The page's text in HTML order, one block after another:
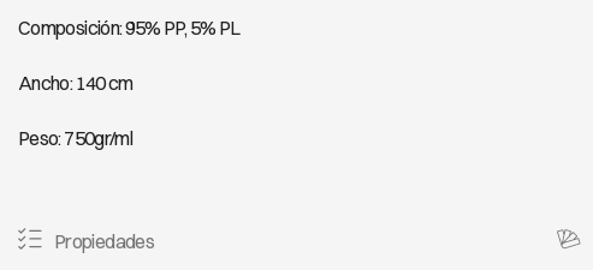
Composición: 95% PP, 5% PL
Ancho: 140 cm
Peso: 750gr/ml
Propiedades